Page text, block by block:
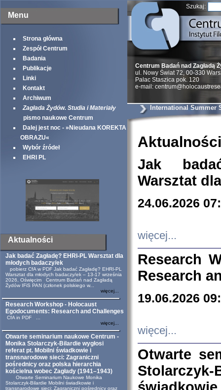
Menu
Strona główna
Zespół Centrum
Badania
Publikacje
Linki
Kontakt
Archiwum
Zagłada Żydów. Studia i Materiały
pismo naukowe Centrum
Dalej jest noc - »Nieudana KOREKTA
OBRAZU«
Wybór źródeł
EHRI PL
Aktualności
Jak badać Zagładę? EHRI-PL Warsztat dla
młodych badaczy/ek
pobierz CfA w PDF Jak badać Zagładę? EHRI-PL
Warsztat dla młodych badaczy/ek – 13-17 września
2026, Oświęcim Centrum Badań nad Zagładą
Żydów IFiS PAN (członek polskiego w...
więcej...
Research Workshop - Holocaust
Egodocuments: Research and Challenges
CfA in PDF ...
więcej...
Otwarte seminarium naukowe Centrum -
Monika Stolarczyk-Bilardie wygłosi
referat pt. Mobilni świadkowie i
transnarodowe sieci: Zagraniczni
pośrednicy oraz polska hierarchia
kościelna wobec Zagłady (1941–1943)
Otwarte Seminarium Naukowe Monika
Stolarczyk-Bilardie Mobilni świadkowie i
transnarodowe sieci: Zagraniczni pośrednicy oraz
Szukaj:
Centrum Badań nad Zagładą
ul. Nowy Świat 72, 00-330
Palac Staszica pok. 120
e-mail:
International Summer
Aktualności
Jak
Warsztat
24.06.2026
więcej...
Research
Research
19.06.2026
więcej...
Otwarte